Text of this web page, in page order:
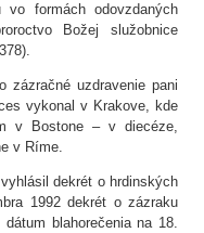
formách odovzdaných
Božej služobnice
zázračné uzdravenie pani
vykonal v Krakove, kde
v Bostone – v diecéze,
v Ríme.
dekrét o hrdinských
1992 dekrét o zázraku
blahorečenia na 18.